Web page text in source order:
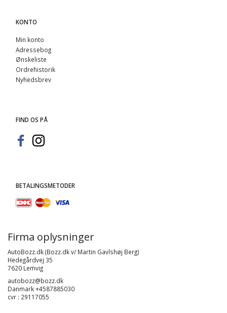
KONTO
Min konto
Adressebog
Ønskeliste
Ordrehistorik
Nyhedsbrev
FIND OS PÅ
BETALINGSMETODER
Firma oplysninger
AutoBozz.dk (Bozz.dk v/ Martin Gavlshøj Berg)
Hedegårdvej 35
7620 Lemvig
autobozz@bozz.dk
Danmark +4587885030
cvr : 29117055